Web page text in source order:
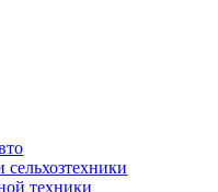
сельхозтехники
техники